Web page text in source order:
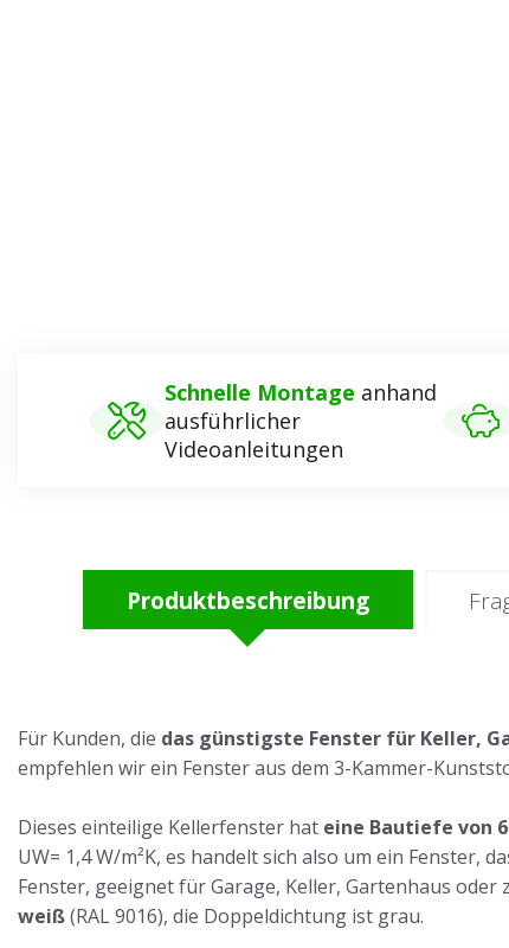
Schnelle Montage anhand
ausführlicher
Videoanleitungen
Produktbeschreibung
Für Kunden, die das günstigste Fenster für Keller,
empfehlen wir ein Fenster aus dem 3-Kammer-
Dieses einteilige Kellerfenster hat eine Bautiefe von
UW= 1,4 W/m²K, es handelt sich also um ein Fenster,
Fenster, geeignet für Garage, Keller, Gartenhaus
weiß(RAL 9016), die Doppeldichtung ist grau.